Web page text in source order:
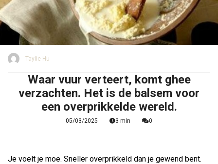
Taylie Hu
Waar vuur verteert, komt ghee
verzachten. Het is de balsem voor
een overprikkelde wereld.
05/03/2025 3 min 0
Je voelt je moe. Sneller overprikkeld dan je gewend bent.